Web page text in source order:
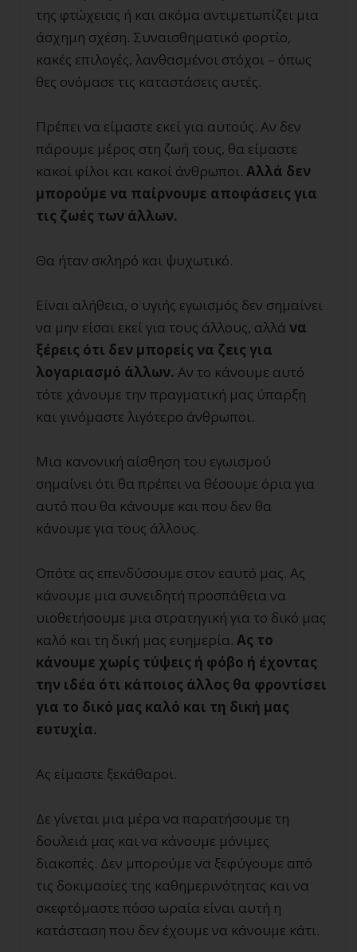
της φτώχειας ή και ακόμα αντιμετωπίζει μια
άσχημη σχέση. Συναισθηματικό φορτίο,
κακές επιλογές, λανθασμένοι στόχοι – όπως
θες ονόμασε τις καταστάσεις αυτές.
Πρέπει να είμαστε εκεί για αυτούς. Αν δεν
πάρουμε μέρος στη ζωή τους, θα είμαστε
κακοί φίλοι και κακοί άνθρωποι. Αλλά δεν
μπορούμε να παίρνουμε αποφάσεις για
τις ζωές των άλλων.
Θα ήταν σκληρό και ψυχωτικό.
Είναι αλήθεια, ο υγιής εγωισμός δεν σημαίνει
να μην είσαι εκεί για τους άλλους, αλλά να
ξέρεις ότι δεν μπορείς να ζεις για
λογαριασμό άλλων. Αν το κάνουμε αυτό
τότε χάνουμε την πραγματική μας ύπαρξη
και γινόμαστε λιγότερο άνθρωποι.
Μια κανονική αίσθηση του εγωισμού
σημαίνει ότι θα πρέπει να θέσουμε όρια για
αυτό που θα κάνουμε και που δεν θα
κάνουμε για τους άλλους.
Οπότε ας επενδύσουμε στον εαυτό μας. Ας
κάνουμε μια συνειδητή προσπάθεια να
υιοθετήσουμε μια στρατηγική για το δικό μας
καλό και τη δική μας ευημερία. Ας το
κάνουμε χωρίς τύψεις ή φόβο ή έχοντας
την ιδέα ότι κάποιος άλλος θα φροντίσει
για το δικό μας καλό και τη δική μας
ευτυχία.
Ας είμαστε ξεκάθαροι.
Δε γίνεται μια μέρα να παρατήσουμε τη
δουλειά μας και να κάνουμε μόνιμες
διακοπές. Δεν μπορούμε να ξεφύγουμε από
τις δοκιμασίες της καθημερινότητας και να
σκεφτόμαστε πόσο ωραία είναι αυτή η
κατάσταση που δεν έχουμε να κάνουμε κάτι.